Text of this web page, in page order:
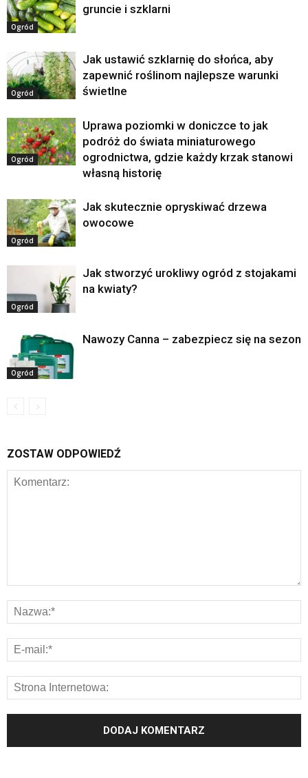
Ogród
gruncie i szklarni
Ogród
Jak ustawić szklarnię do słońca, aby
zapewnić roślinom najlepsze warunki
świetlne
Ogród
Uprawa poziomki w doniczce to jak
podróż do świata miniaturowego
ogrodnictwa, gdzie każdy krzak stanowi
własną historię
Ogród
Jak skutecznie opryskiwać drzewa
owocowe
Ogród
Jak stworzyć urokliwy ogród z stojakami
na kwiaty?
Ogród
Nawozy Canna – zabezpiecz się na sezon
ZOSTAW ODPOWIEDŹ